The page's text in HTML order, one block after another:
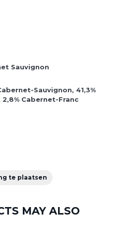
Sauvignon
Sauvignon, 41,3%
2,8% Cabernet-Franc
te plaatsen
MAY ALSO